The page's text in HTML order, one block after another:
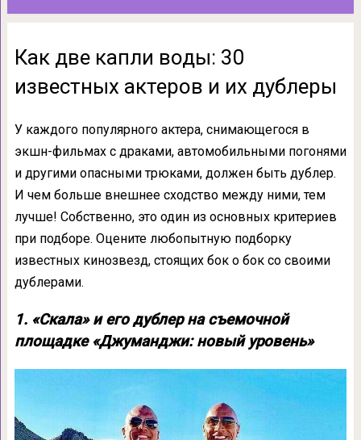
Как две капли воды: 30
известных актеров и их дублеры
У каждого популярного актера, снимающегося в
экшн-фильмах с драками, автомобильными погонями
и другими опасными трюками, должен быть дублер.
И чем больше внешнее сходство между ними, тем
лучше! Собственно, это один из основных критериев
при подборе. Оцените любопытную подборку
известных кинозвезд, стоящих бок о бок со своими
дублерами.
1. «Скала» и его дублер на съемочной
площадке «Джуманджи: новый уровень»